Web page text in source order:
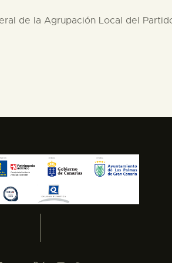
de la Agrupación Local del